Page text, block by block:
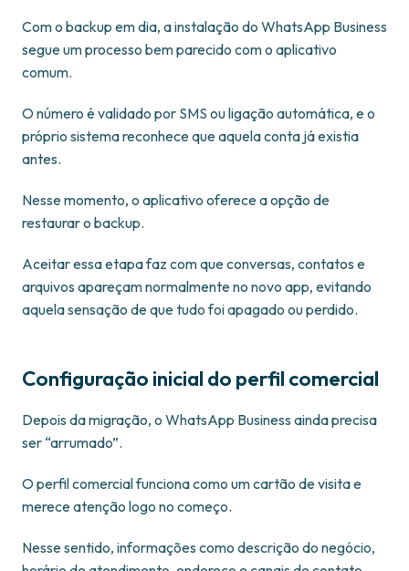
Com o backup em dia, a instalação do WhatsApp Business
segue um processo bem parecido com o aplicativo
comum.
O número é validado por SMS ou ligação automática, e o
próprio sistema reconhece que aquela conta já existia
antes.
Nesse momento, o aplicativo oferece a opção de
restaurar o backup.
Aceitar essa etapa faz com que conversas, contatos e
arquivos apareçam normalmente no novo app, evitando
aquela sensação de que tudo foi apagado ou perdido.
Configuração inicial do perfil comercial
Depois da migração, o WhatsApp Business ainda precisa
ser “arrumado”.
O perfil comercial funciona como um cartão de visita e
merece atenção logo no começo.
Nesse sentido, informações como descrição do negócio,